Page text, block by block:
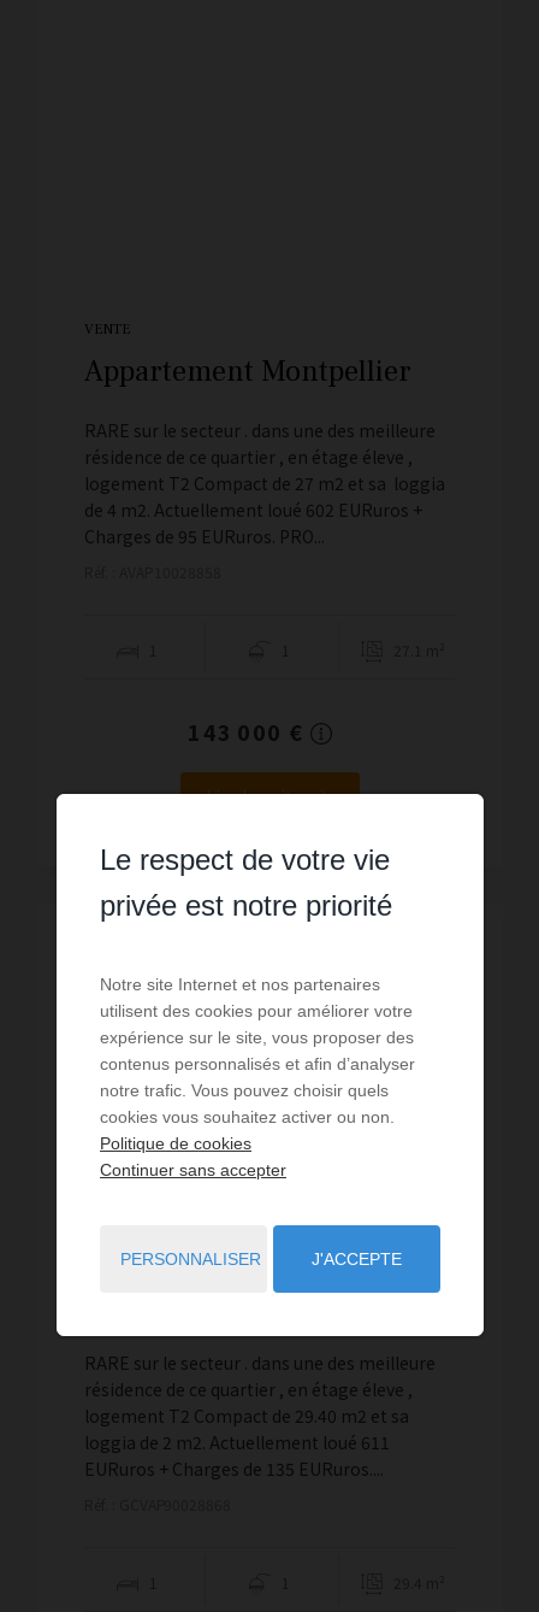
VENTE
Appartement Montpellier
RARE sur le secteur . dans une des meilleure
résidence de ce quartier , en étage éleve ,
logement T2 Compact de 27 m2 et sa loggia
de 4 m2. Actuellement loué 602 EURuros +
Charges de 95 EURuros. PRO...
143 000 €
Lire la suite
VENTE
Appartement Montpellier
RARE sur le secteur . dans une des meilleure
résidence de ce quartier , en étage éleve ,
logement T2 Compact de 29.40 m2 et sa
loggia de 2 m2. Actuellement loué 611
EURuros + Charges de 135 EURuros....
Le respect de votre vie
privée est notre priorité
Notre site Internet et nos partenaires
utilisent des cookies pour améliorer votre
expérience sur le site, vous proposer des
contenus personnalisés et afin d’analyser
notre trafic. Vous pouvez choisir quels
cookies vous souhaitez activer ou non.
Politique de cookies
Continuer sans accepter
PERSONNALISER J'ACCEPTE